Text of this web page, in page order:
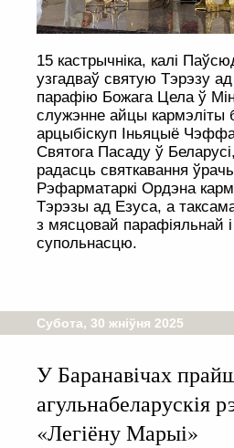
15 кастрычніка, калі
узгадваў святую Тэрэзу
парафію Божага Цела ў
служэнне айцы кармэліты
арцыбіскуп Іньяцыё
Святога Пасаду ў
радасць святкавання
Рэфарматаркі Ордэна
Тэрэзы ад Езуса, а
з мясцовай парафіяльнай
супольнасцю.
Субота, 30 жніўня 2025
У Баранавічах
агульнабеларускія
«Легіёну Марыі»